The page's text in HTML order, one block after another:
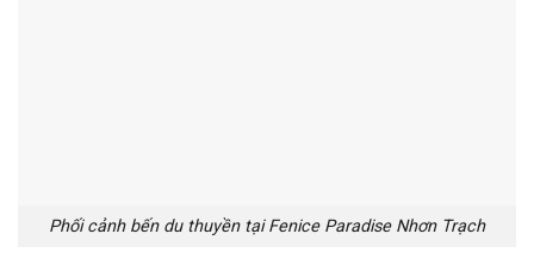
Phối cảnh bến du thuyền tại Fenice Paradise Nhơn Trạch